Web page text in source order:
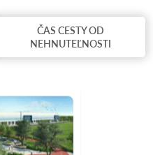
ČAS CESTY OD
NEHNUTEĽNOSTI